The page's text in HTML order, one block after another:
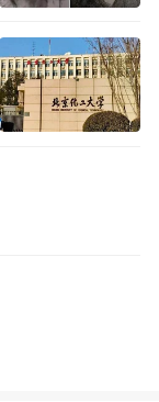
与激情。由